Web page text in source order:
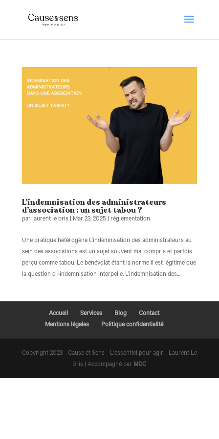
L’indemnisation des administrateurs
d’association : un sujet tabou ?
par laurent le bris| Mar 23, 2025 | réglementation
Une pratique hétérogène L’indemnisation des administrateurs au
sein des associations est un sujet souvent mal compris et parfois
perçu comme tabou. Le bénévolat étant la norme il est légitime que
la question d »indemnisation interpelle. L’indemnisation des...
Accueil Services Blog
Contact
Mentions légales
Politique confidentialité
Copyright 2023 - Cause et Sens - L'essentiel pour agir - Laurent Le
Bris | Accompagné par MDC